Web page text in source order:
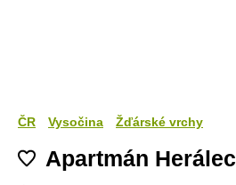
ČR Vysočina Žďárské vrchy
Apartmán Herálec